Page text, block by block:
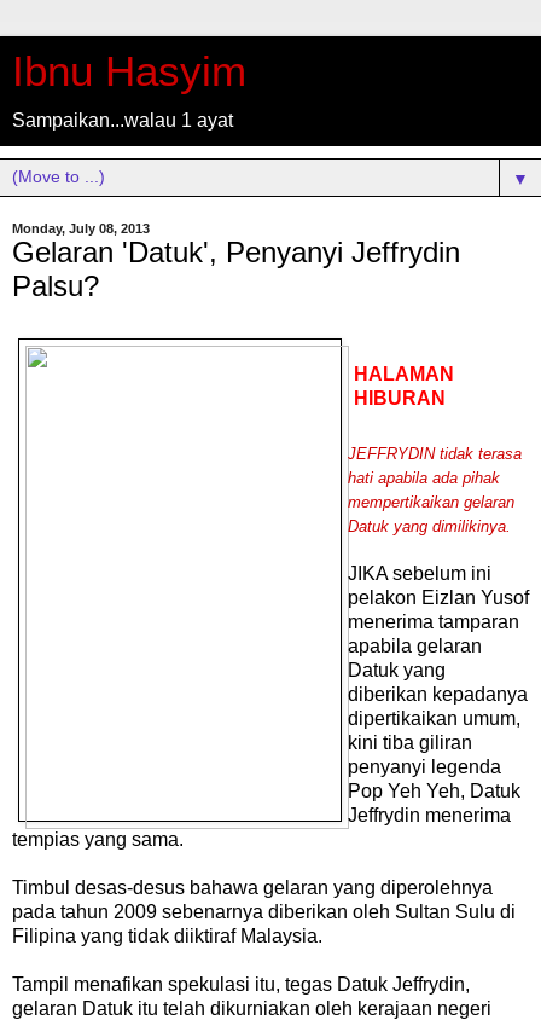
Ibnu Hasyim
Sampaikan...walau 1 ayat
▼
Monday, July 08, 2013
Gelaran 'Datuk', Penyanyi Jeffrydin
Palsu?
HALAMAN
HIBURAN
JEFFRYDIN tidak terasa
hati apabila ada pihak
mempertikaikan gelaran
Datuk yang dimilikinya.
JIKA sebelum ini
pelakon Eizlan Yusof
menerima tamparan
apabila gelaran
Datuk yang
diberikan kepadanya
dipertikaikan umum,
kini tiba giliran
penyanyi legenda
Pop Yeh Yeh, Datuk
Jeffrydin menerima
tempias yang sama.
Timbul desas-desus bahawa gelaran yang diperolehnya
pada tahun 2009 sebenarnya diberikan oleh Sultan Sulu di
Filipina yang tidak diiktiraf Malaysia.
Tampil menafikan spekulasi itu, tegas Datuk Jeffrydin,
gelaran Datuk itu telah dikurniakan oleh kerajaan negeri